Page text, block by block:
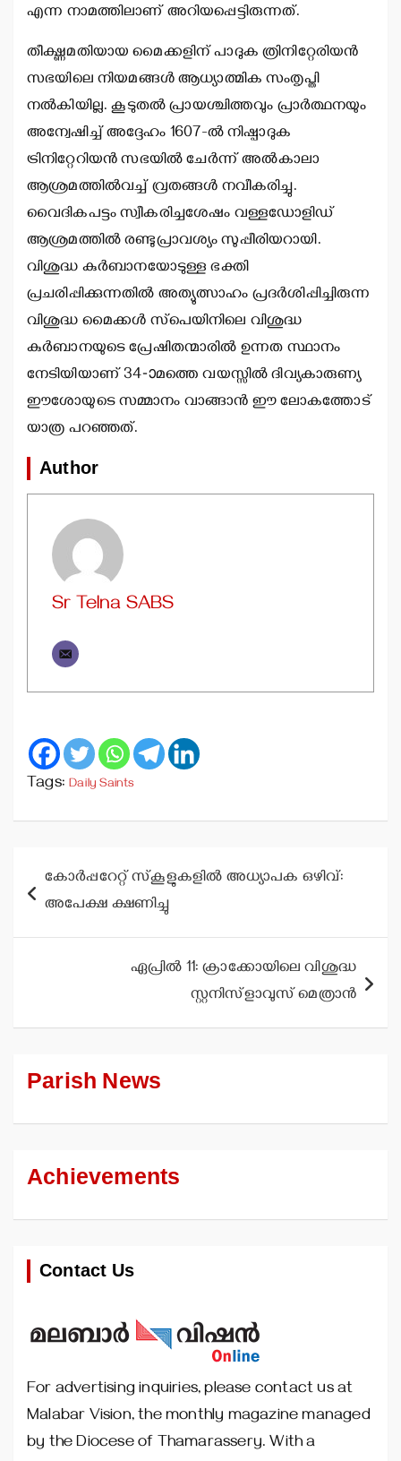
എന്ന നാമത്തിലാണ് അറിയപ്പെട്ടിരുന്നത്.
തീക്ഷ്ണമതിയായ മൈക്കളിന് പാദുക ത്രിനിറ്റേരിയന്‍
സഭയിലെ നിയമങ്ങള്‍ ആധ്യാത്മിക സംതൃപ്തി
നല്‍കിയില്ല. കൂടുതല്‍ പ്രായശ്ചിത്തവും പ്രാര്‍ത്ഥനയും
അന്വേഷിച്ച് അദ്ദേഹം 1607-ല്‍ നിഷ്പാദുക
ട്രിനിറ്റേറിയന്‍ സഭയില്‍ ചേര്‍ന്ന് അല്‍കാലാ
ആശ്രമത്തില്‍വച്ച് വ്രതങ്ങള്‍ നവീകരിച്ചു.
വൈദികപട്ടം സ്വീകരിച്ചശേഷം വള്ളഡോളിഡ്
ആശ്രമത്തില്‍ രണ്ടുപ്രാവശ്യം സുപ്പീരിയറായി.
വിശുദ്ധ കുര്‍ബാനയോടുള്ള ഭക്തി
പ്രചരിപ്പിക്കുന്നതില്‍ അത്യുത്സാഹം പ്രദര്‍ശിപ്പിച്ചിരുന്ന
വിശുദ്ധ മൈക്കള്‍ സ്‌പെയിനിലെ വിശുദ്ധ
കുര്‍ബാനയുടെ പ്രേഷിതന്മാരില്‍ ഉന്നത സ്ഥാനം
നേടിയിയാണ് 34-ാമത്തെ വയസ്സില്‍ ദിവ്യകാരുണ്യ
ഈശോയുടെ സമ്മാനം വാങ്ങാന്‍ ഈ ലോകത്തോട്
യാത്ര പറഞ്ഞത്.
Author
Sr Telna SABS
Tags: Daily Saints
navigation
കോര്‍പ്പറേറ്റ് സ്‌കൂളുകളില്‍ അധ്യാപക ഒഴിവ്:
അപേക്ഷ ക്ഷണിച്ചു
ഏപ്രില്‍ 11: ക്രാക്കോയിലെ വിശുദ്ധ
സ്റ്റനിസ്‌ളാവുസ് മെത്രാന്‍
Parish News
Achievements
Contact Us
For advertising inquiries, please contact us at
Malabar Vision, the monthly magazine managed
by the Diocese of Thamarassery. With a